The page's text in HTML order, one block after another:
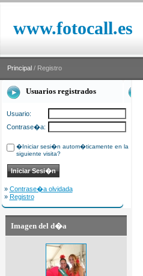
www.fotocall.es
Principal / Registro
Usuarios registrados
Usuario:
Contrase�a:
�Iniciar sesi�n autom�ticamente en la
siguiente visita?
» Contrase�a olvidada
» Registro
Imagen del d�a